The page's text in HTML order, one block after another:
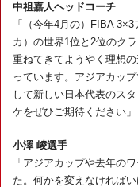
中祖嘉人ヘッドコーチ
「（今年4月の）FIBA
カ）の世界1位と2位のク
重ねてきてようやく理想
っています。アジアカッ
して新しい日本代表のス
ケをぜひご期待ください」
小澤 崚選手
「アジアカップや去年の
た。何かを変えなければ